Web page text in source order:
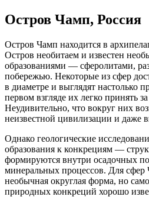
Остров Чамп, Россия
Остров Чамп находится в
Остров необитаем и известен
образованиями — сферолитами,
побережью. Некоторые из сфер
в диаметре и выглядят настолько
первом взгляде их легко принять
Неудивительно, что вокруг них
неизвестной цивилизации и даже
Однако геологические
образования к конкрециям —
формируются внутри осадочных
минеральных процессов. Для сфер
необычная округлая форма, но
природных конкреций хорошо